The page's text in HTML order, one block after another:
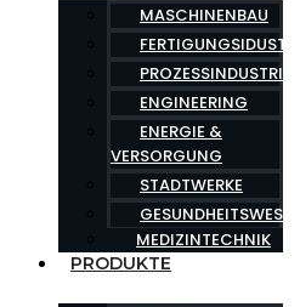
MASCHINENBAU
FERTIGUNGSIDUSTRIE
PROZESSINDUSTRIE
ENGINEERING
ENERGIE &
VERSORGUNG
STADTWERKE
GESUNDHEITSWESEN
MEDIZINTECHNIK
PRODUKTE